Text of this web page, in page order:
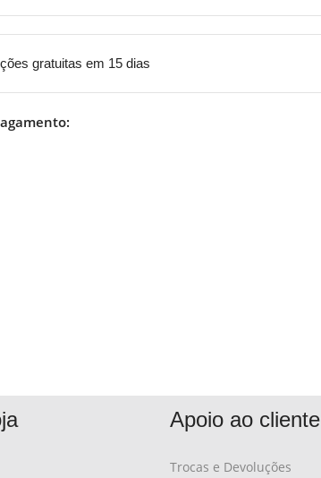
gratuitas em 15 dias
Apoio ao cliente
Trocas e Devoluções